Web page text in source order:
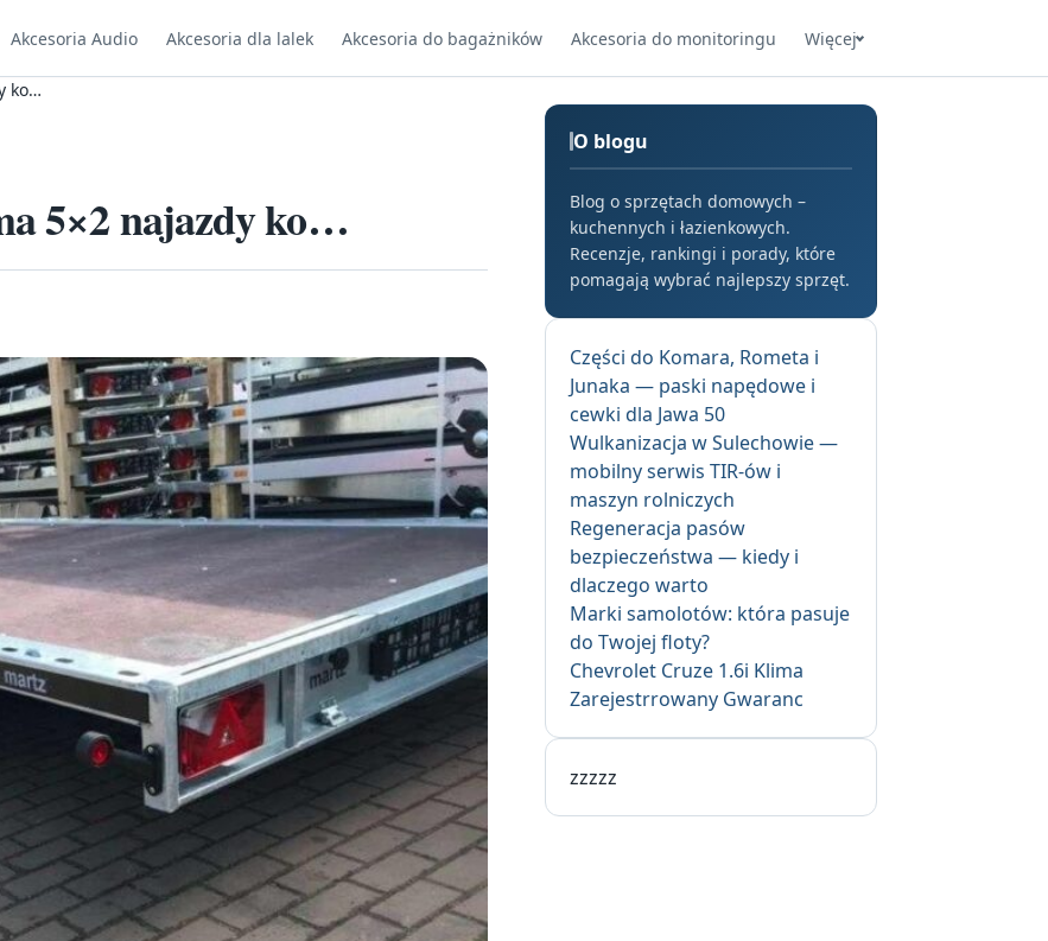
Akcesoria Audio Akcesoria dla lalek Akcesoria do bagażników Akcesoria do monitoringu Więcej
ko…
5×2 najazdy ko…
O blogu
Blog o sprzętach domowych –
kuchennych i łazienkowych.
Recenzje, rankingi i porady, które
pomagają wybrać najlepszy sprzęt.
Części do Komara, Rometa i
Junaka — paski napędowe i
cewki dla Jawa 50
Wulkanizacja w Sulechowie —
mobilny serwis TIR-ów i
maszyn rolniczych
Regeneracja pasów
bezpieczeństwa — kiedy i
dlaczego warto
Marki samolotów: która pasuje
do Twojej floty?
Chevrolet Cruze 1.6i Klima
Zarejestrrowany Gwaranc
zzzzz